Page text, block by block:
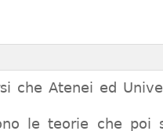
che Atenei ed
le teorie che poi